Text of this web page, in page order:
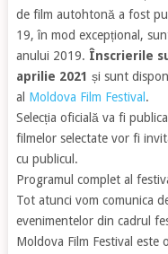
de film autohtonă a fost
19, în mod excepțional,
anului 2019. Înscrierile
aprilie 2021 și sunt
al Moldova Film Festival .
Selecția oficială va fi
filmelor selectate vor fi
cu publicul.
Programul complet al
Tot atunci vom comunica
evenimentelor din cadrul
Moldova Film Festival este